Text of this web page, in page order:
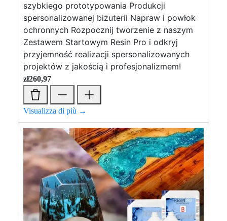
szybkiego prototypowania Produkcji
spersonalizowanej biżuterii Napraw i powłok
ochronnych Rozpocznij tworzenie z naszym
Zestawem Startowym Resin Pro i odkryj
przyjemność realizacji spersonalizowanych
projektów z jakością i profesjonalizmem!
zł260,97
Visualizza di più →